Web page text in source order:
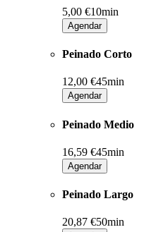
5,00 €10min
Agendar
Peinado Corto
12,00 €45min
Agendar
Peinado Medio
16,59 €45min
Agendar
Peinado Largo
20,87 €50min